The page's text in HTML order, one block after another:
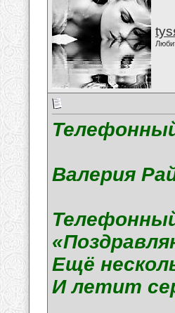
Валерия
Ещё
И летит